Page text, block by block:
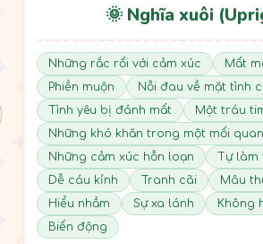
🌞 Nghĩa xuôi
Những rắc rối với cảm xúc
Mất
Phiền muộn
Nỗi đau về mặt tình
Tình yêu bị đánh mất
Một tráu
Những khó khăn trong một mối
Những cảm xúc hỗn loạn
Tự làm
Dễ cáu kỉnh
Tranh cãi
Mâu
Hiểu nhầm
Sự xa lánh
Không
Biến động